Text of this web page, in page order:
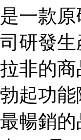
是一款
司研發
拉非的商
勃起功
最暢銷的